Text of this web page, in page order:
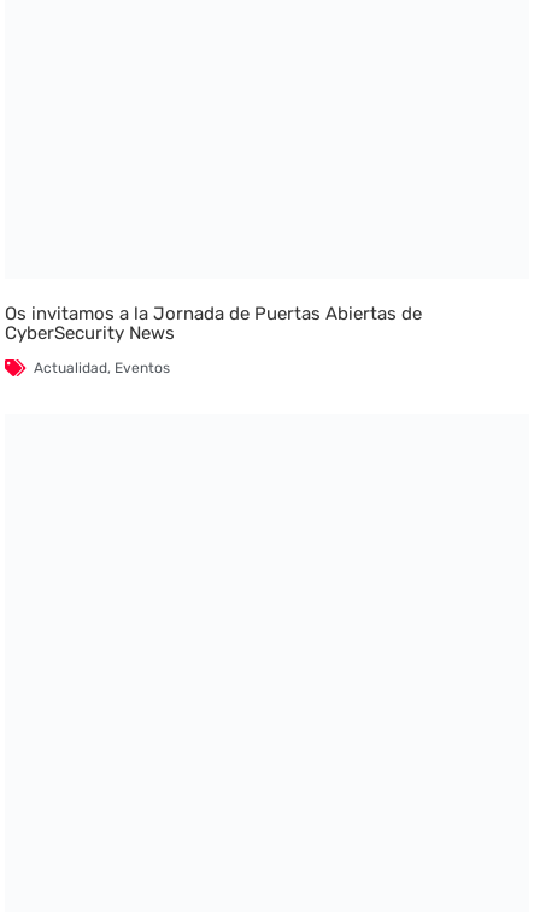
Os invitamos a la Jornada de Puertas Abiertas de
CyberSecurity News
Actualidad, Eventos